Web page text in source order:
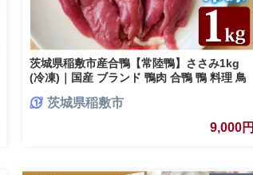
茨城県稲敷市産合鴨【常陸鴨】ささみ1kg
(冷凍)｜国産 ブランド 鴨肉 合鴨 鴨 料理 鳥
茨城県稲敷市
9,000円